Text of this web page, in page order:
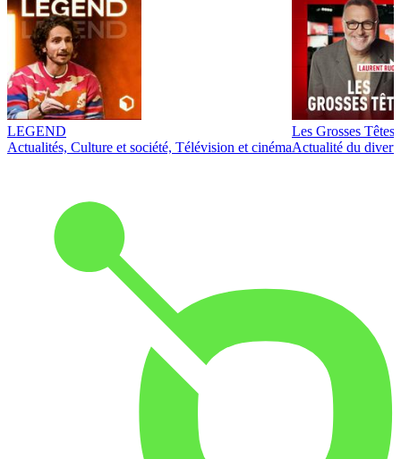
LEGEND
Actualités, Culture et société, Télévision et cinéma
Les Grosses Têtes
Actualité du